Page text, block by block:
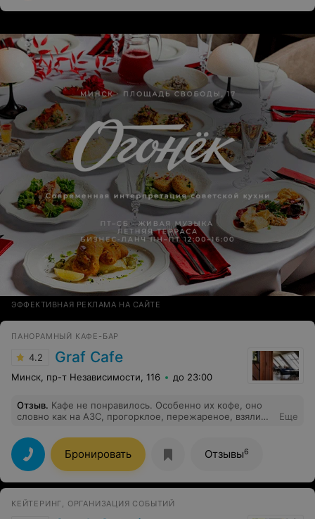
ЭФФЕКТИВНАЯ РЕКЛАМА НА САЙТЕ
ПАНОРАМНЫЙ КАФЕ-БАР
4.2 Graf Сafe
Минск, пр-т Независимости, 116 до 23:00
Отзыв. Кафе не понравилось. Особенно их кофе, оно
словно как на АЗС, прогорклое, пережареное, взяли
иметь качественную кофемашину и во время её
обслуживать. Персонал угрюмый.
Еще
Бронировать Отзывы6
КЕЙТЕРИНГ, ОРГАНИЗАЦИЯ СОБЫТИЙ